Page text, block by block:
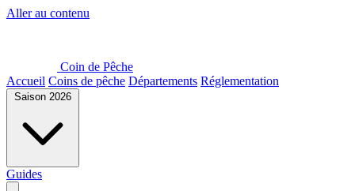
Aller au contenu
Coin de Pêche
Accueil Coins de pêche Départements Réglementation
Saison 2026
Guides